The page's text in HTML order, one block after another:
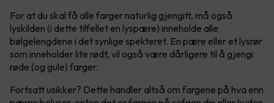
For at du skal få alle farger naturlig gjengitt, må også
lyskilden (i dette tilfellet en lyspære) inneholde alle
bølgelengdene i det synlige spekteret. En pære eller et lysrør
som inneholder lite rødt, vil også være dårligere til å gjengi
røde (og gule) farger.
Fortsatt usikker? Dette handler altså om fargene på hva enn